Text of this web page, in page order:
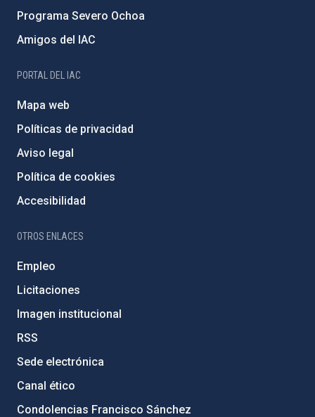
Programa Severo Ochoa
Amigos del IAC
PORTAL DEL IAC
Mapa web
Políticas de privacidad
Aviso legal
Política de cookies
Accesibilidad
OTROS ENLACES
Empleo
Licitaciones
Imagen institucional
RSS
Sede electrónica
Canal ético
Condolencias Francisco Sánchez